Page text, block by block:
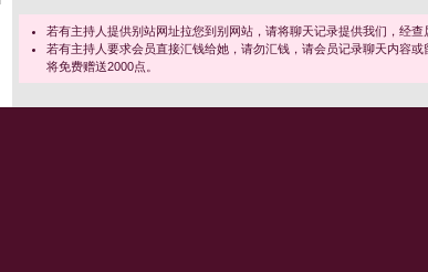
若有主持人提供别站网址拉您到别网站，请将聊天记录提供我们，经查
若有主持人要求会员直接汇钱给她，请勿汇钱，请会员记录聊天内容
将免费赠送2000点。